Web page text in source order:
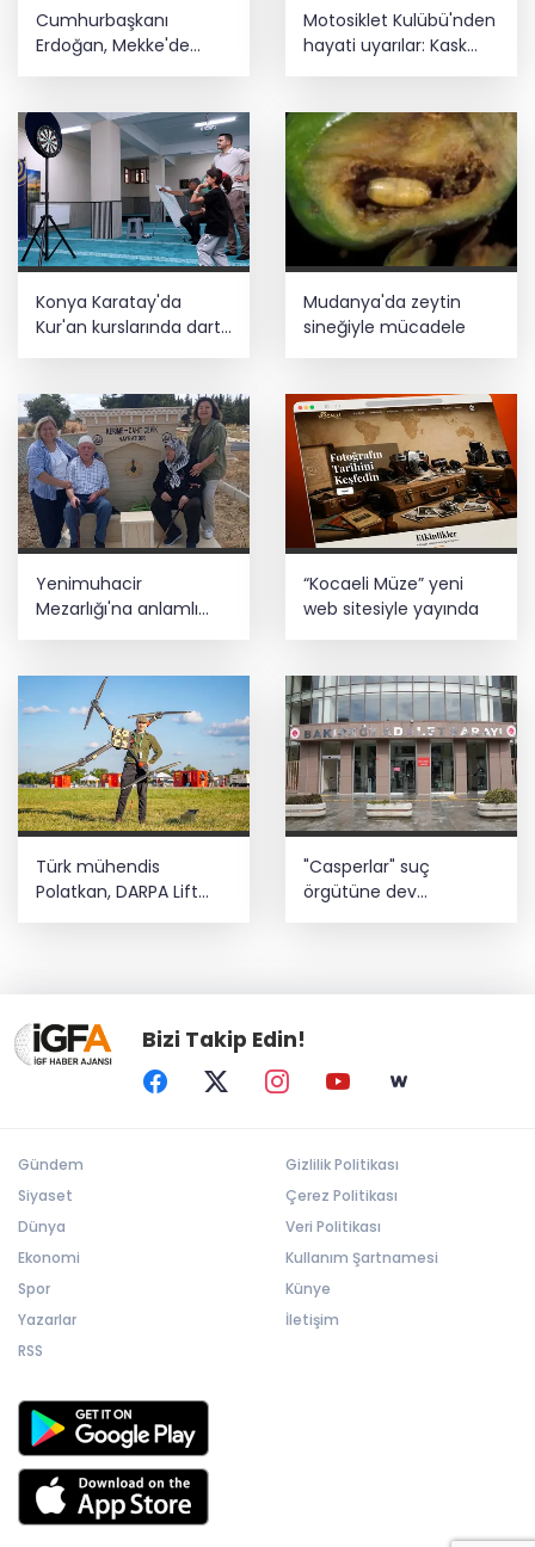
Cumhurbaşkanı
Erdoğan, Mekke'de
Selman ile görüştü
Motosiklet Kulübü'nden
hayati uyarılar: Kask
Konya Karatay'da
Kur'an kurslarında dart
turnuvası heyecanı
Mudanya'da zeytin
sineğiyle mücadele
Yenimuhacir
Mezarlığı'na anlamlı
hayrat çeşmesi
“Kocaeli Müze” yeni
web sitesiyle yayında
Türk mühendis
Polatkan, DARPA Lift
"Casperlar" suç
örgütüne dev
Bizi Takip Edin!
Gündem
Siyaset
Dünya
Ekonomi
Spor
Yazarlar
RSS
Gizlilik Politikası
Çerez Politikası
Veri Politikası
Kullanım Şartnamesi
Künye
İletişim